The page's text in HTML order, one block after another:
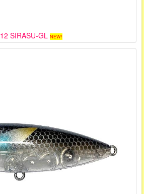
12 SIRASU-GL NEW!